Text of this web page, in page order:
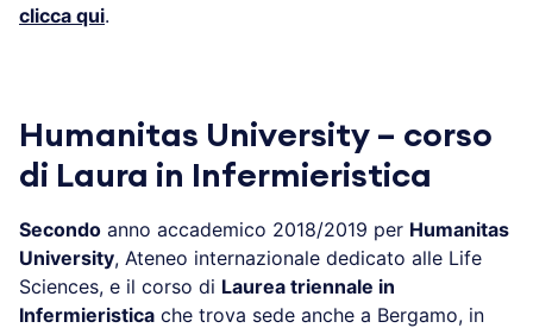
clicca qui.
Humanitas University – corso
di Laura in Infermieristica
Secondo anno accademico 2018/2019 per Humanitas
University, Ateneo internazionale dedicato alle Life
Sciences, e il corso di Laurea triennale in
Infermieristica che trova sede anche a Bergamo, in